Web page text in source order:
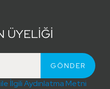
ÜYELİĞİ
İlgili Aydınlatma Metni